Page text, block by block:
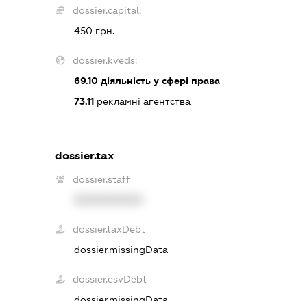
dossier.capital:
450 грн.
dossier.kveds:
69.10діяльність у сфері права
73.11рекламні агентства
dossier.tax
dossier.staff
dossier.taxDebt
dossier.missingData
dossier.esvDebt